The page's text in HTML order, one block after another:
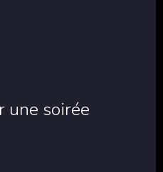
une soirée